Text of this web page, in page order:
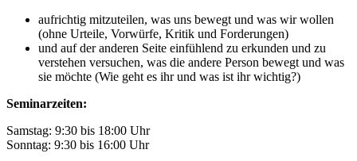
aufrichtig mitzuteilen, was uns bewegt und was wir wollen
(ohne Urteile, Vorwürfe, Kritik und Forderungen)
und auf der anderen Seite einfühlend zu erkunden und zu
verstehen versuchen, was die andere Person bewegt und was
sie möchte (Wie geht es ihr und was ist ihr wichtig?)
Seminarzeiten:
Samstag: 9:30 bis 18:00 Uhr
Sonntag: 9:30 bis 16:00 Uhr